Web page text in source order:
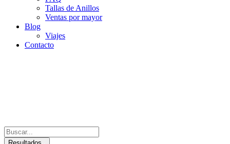
Tallas de Anillos
Ventas por mayor
Blog
Viajes
Contacto